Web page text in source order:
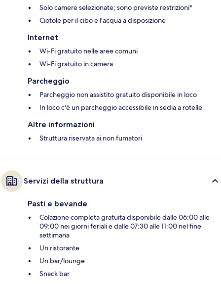
Solo camere selezionate; sono previste restrizioni*
Ciotole per il cibo e l'acqua a disposizione
Internet
Wi-Fi gratuito nelle aree comuni
Wi-Fi gratuito in camera
Parcheggio
Parcheggio non assistito gratuito disponibile in loco
In loco c'è un parcheggio accessibile in sedia a rotelle
Altre informazioni
Struttura riservata ai non fumatori
Servizi della struttura
Pasti e bevande
Colazione completa gratuita disponibile dalle 06:00 alle
09:00 nei giorni feriali e dalle 07:30 alle 11:00 nel fine
settimana
Un ristorante
Un bar/lounge
Snack bar